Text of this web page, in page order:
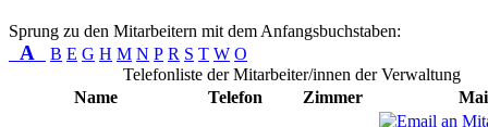
Sprung zu den Mitarbeitern mit dem Anfangsbuchstaben:
A B E G H M N P R S T W O
Telefonliste der Mitarbeiter/innen der Verwaltung
Name
Telefon Zimmer